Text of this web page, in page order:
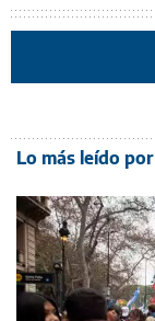
Lo más leído